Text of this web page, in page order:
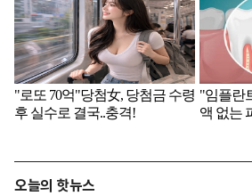
오늘의 핫뉴스